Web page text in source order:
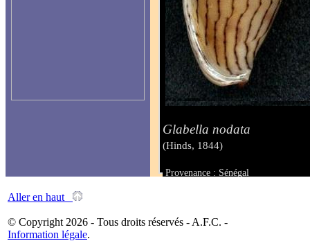
Glabella nodata
(Hinds, 1844)
Provenance : Sénégal
Aller en haut
© Copyright 2026 - Tous droits réservés - A.F.C. -
Information légale.